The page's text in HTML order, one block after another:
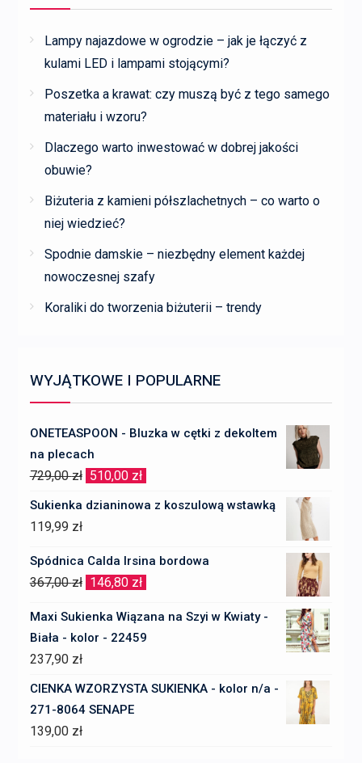
Lampy najazdowe w ogrodzie – jak je łączyć z
kulami LED i lampami stojącymi?
Poszetka a krawat: czy muszą być z tego samego
materiału i wzoru?
Dlaczego warto inwestować w dobrej jakości
obuwie?
Biżuteria z kamieni półszlachetnych – co warto o
niej wiedzieć?
Spodnie damskie – niezbędny element każdej
nowoczesnej szafy
Koraliki do tworzenia biżuterii – trendy
WYJĄTKOWE I POPULARNE
ONETEASPOON - Bluzka w cętki z dekoltem
na plecach
729,00zł Pierwotna
cena
510,00 zł
cena
Sukienka dzianinowa z koszulową wstawką
119,99 zł
Spódnica Calda Irsina bordowa
367,00zł Pierwotna
wynosiła:
146,80 zł
Maxi Sukienka Wiązana na Szyi w Kwiaty -
Biała - kolor - 22459
237,90 zł
CIENKA WZORZYSTA SUKIENKA - kolor n/a -
271-8064 SENAPE
139,00 zł